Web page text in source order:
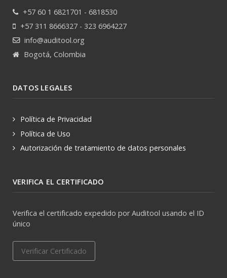
+57 60 1 6821701 - 6818530
+57 311 8666327 - 323 6964227
info@auditool.org
Bogotá, Colombia
DATOS LEGALES
Política de Privacidad
Política de Uso
Autorización de tratamiento de datos personales
VERIFICA EL CERTIFICADO
Verifica el certificado expedido por Auditool usando el ID
único
Verificar Certificado